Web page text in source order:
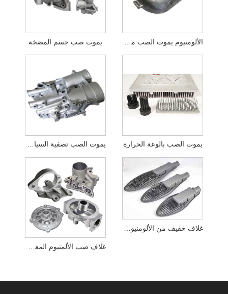
يموت صب جسم المضخة
يموت الصب تصفية السيارات يموت الصب بالوعة الحرارة